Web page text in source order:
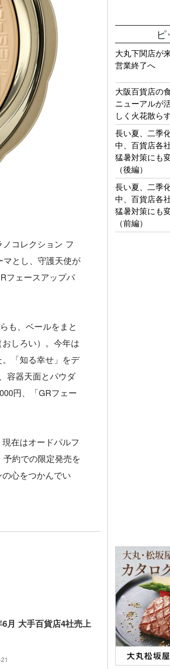
コレクション フ
マとし、守護天使が
フェースアップパ
も、ベールをまと
しろい）。今年は
「知る幸せ」をデ
容器天面とパウダ
円、「GRフェー
在はオードパルフ
約での限定発売を
心をつかんでい
6月 大手百貨店4社売上
大丸下関店が
営業終了へ
大阪百貨店の
ニューアルが
しく火花散ら
長い夏、二季
中、百貨店各
猛暑対策にも
（後編）
長い夏、二季
中、百貨店各
猛暑対策にも
（前編）